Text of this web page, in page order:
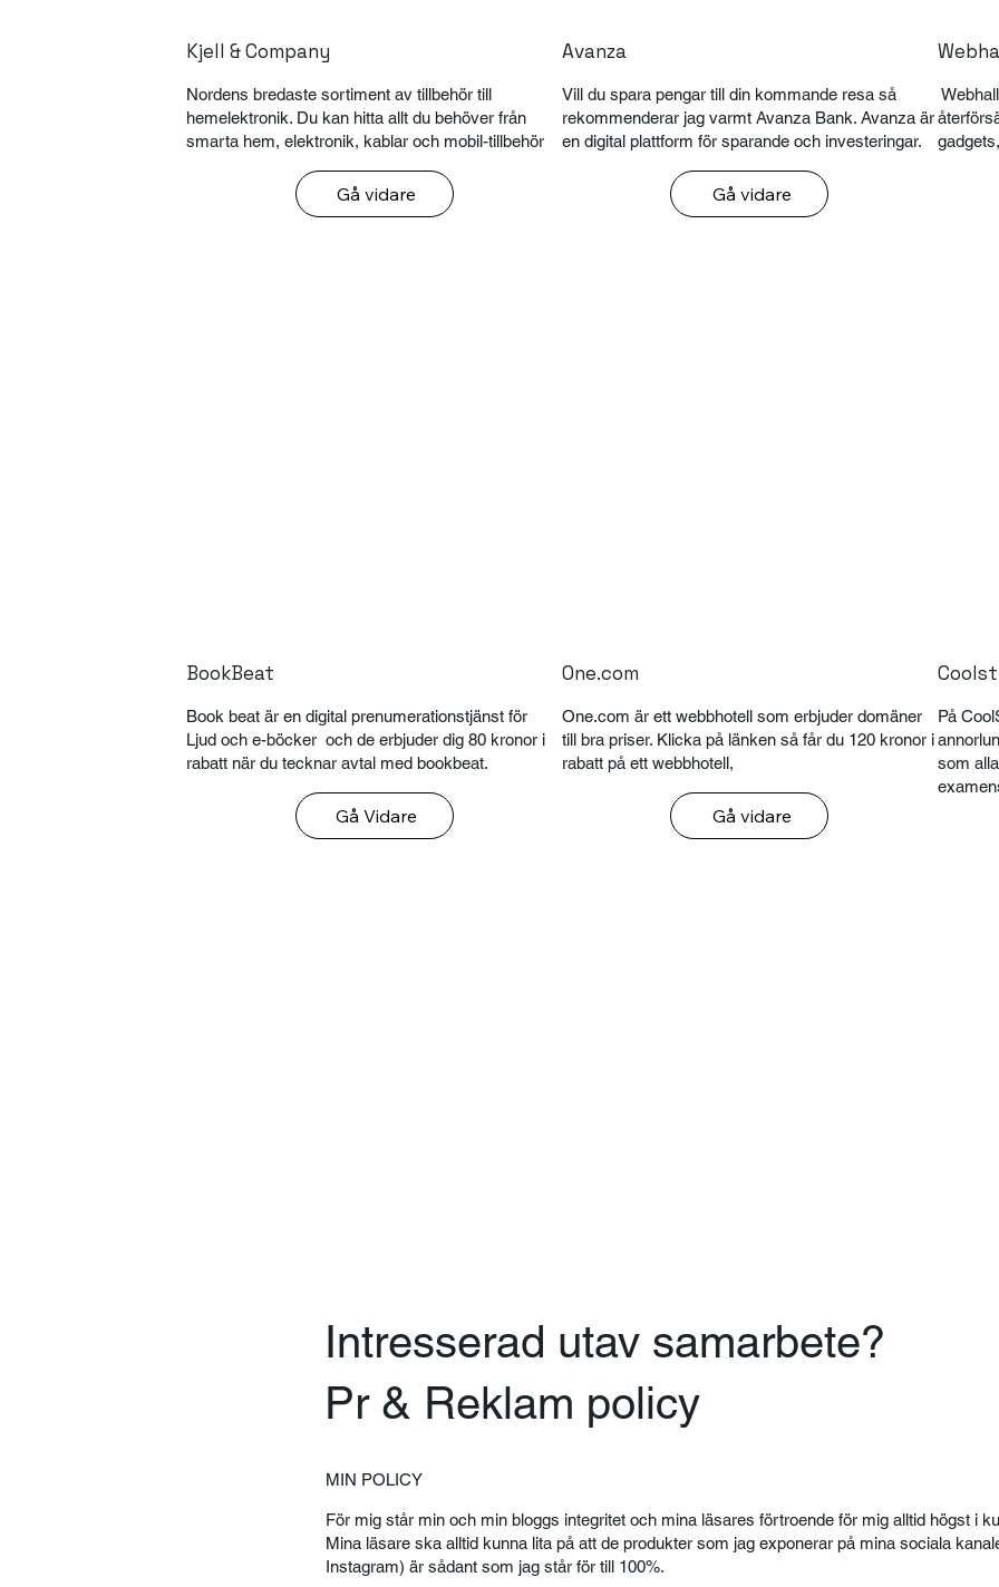
Intresserad utav samarbete?
Pr & Reklam policy
MIN POLICY
För mig står min och min bloggs integritet och mina läsares förtroende för mig alltid högst i
Mina läsare ska alltid kunna lita på att de produkter som jag exponerar på mina sociala
Instagram) är sådant som jag står för till 100%.
Kjell & Company
Nordens bredaste sortiment av tillbehör till
hemelektronik. Du kan hitta allt du behöver från
smarta hem, elektronik, kablar och mobil-tillbehör
Gå vidare
Avanza
Vill du spara pengar till din kommande resa så
rekommenderar jag varmt Avanza Bank. Avanza är
en digital plattform för sparande och investeringar.
Gå vidare
BookBeat
Book beat är en digital prenumerationstjänst för
Ljud och e-böcker och de erbjuder dig 80 kronor i
rabatt när du tecknar avtal med bookbeat.
Gå Vidare
One.com
One.com är ett webbhotell som erbjuder domäner
till bra priser. Klicka på länken så får du 120 kronor i
rabatt på ett webbhotell,
Gå vidare
På
som